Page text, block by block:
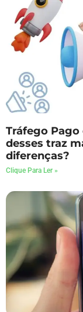
Tráfego
desses traz
diferenças?
Clique Para Ler »